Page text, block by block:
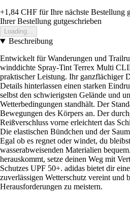
+1,84 CHF für Ihre nächste Bestellung
Ihrer Bestellung gutgeschrieben
Loading...
Beschreibung
Entwickelt für Wanderungen und
winddichte Spray-Tint Terrex Multi
praktischer Leistung. Ihr ganzflächiger
Details hinterlassen einen starken
selbst den schwierigsten Gelände und
Wetterbedingungen standhält. Der
Bewegungen des Körpers an. Der
Reißverschluss vorne erleichtert das
Die elastischen Bündchen und der
Egal ob es regnet oder windet, du
wasserabweisenden Materialien
herauskommt, setze deinen Weg mit
Schutzes UPF 50+. adidas bietet dir
zuverlässigen Wetterschutz vereint und
Herausforderungen zu meistern.